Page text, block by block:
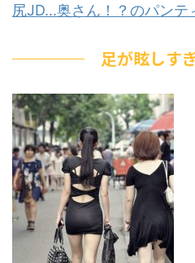
足が眩しす